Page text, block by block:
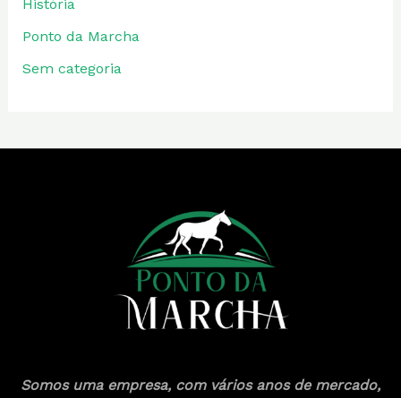
História
Ponto da Marcha
Sem categoria
Somos uma empresa, com vários anos de mercado,